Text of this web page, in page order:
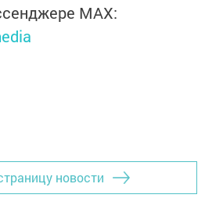
MАХ:
новости